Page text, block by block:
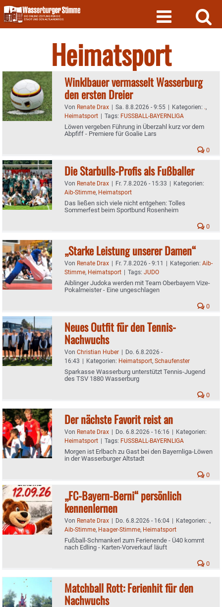
Skip
to
content
Heimatsport
Winklbauer vermasselt Wasserburg
den ersten Dreier
Von Renate Drax | Sa. 8.8.2026 - 9:55 | Kategorien: .,
Heimatsport | Tags: FUSSBALL-BAYERNLIGA
Löwen vergeben Führung in Überzahl kurz vor dem
Abpfiff - Premiere für Goalie Lars
0
Die Starbulls-Profis als Fußballer
Von Renate Drax | Fr. 7.8.2026 - 15:33 | Kategorien:
Aib-Stimme, Heimatsport
Das ließen sich viele nicht entgehen: Tolles
Sommerfest beim Sportbund Rosenheim
0
„Starke Leistung unserer Damen“
Von Renate Drax | Fr. 7.8.2026 - 9:11 | Kategorien: Aib-
Stimme, Heimatsport | Tags: JUDO
Aiblinger Judoka werden mit Team Oberbayern Vize-
Pokalmeister - Eine ungeschlagen
0
Neues Outfit für den Tennis-
Nachwuchs
Von Christian Huber | Do. 6.8.2026 -
16:43 | Kategorien: Heimatsport, Schaufenster
Sparkasse Wasserburg unterstützt Tennis-Jugend
des TSV 1880 Wasserburg
0
Der nächste Favorit reist an
Von Renate Drax | Do. 6.8.2026 - 16:16 | Kategorien:
Heimatsport | Tags: FUSSBALL-BAYERNLIGA
Morgen ist Erlbach zu Gast bei den Bayernliga-Löwen
in der Wasserburger Altstadt
0
„FC-Bayern-Berni“ persönlich
kennenlernen
Von Renate Drax | Do. 6.8.2026 - 16:04 | Kategorien: .,
Aib-Stimme, Haager-Stimme, Heimatsport
Fußball-Schmankerl zum Ferienende - Ü40 kommt
nach Edling - Karten-Vorverkauf läuft
0
Matchball Rott: Ferienhit für den
Nachwuchs